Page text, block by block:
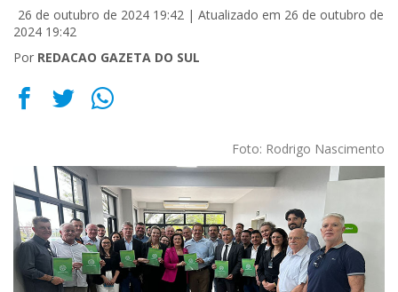
26 de outubro de 2024 19:42 | Atualizado em 26 de outubro de
2024 19:42
Por REDACAO GAZETA DO SUL
Foto: Rodrigo Nascimento